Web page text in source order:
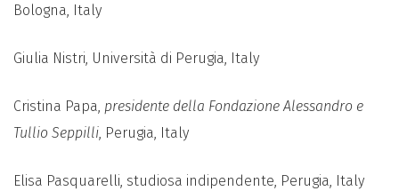
Bologna, Italy
Giulia Nistri, Università di Perugia, Italy
Cristina Papa, presidente della Fondazione Alessandro e
Tullio Seppilli, Perugia, Italy
Elisa Pasquarelli, studiosa indipendente, Perugia, Italy